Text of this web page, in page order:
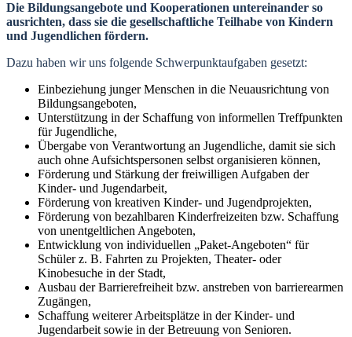
Die Bildungsangebote und Kooperationen untereinander so
ausrichten, dass sie die gesellschaftliche Teilhabe von Kindern
und Jugendlichen fördern.
Dazu haben wir uns folgende Schwerpunktaufgaben gesetzt:
Einbeziehung junger Menschen in die Neuausrichtung von
Bildungsangeboten,
Unterstützung in der Schaffung von informellen Treffpunkten
für Jugendliche,
Übergabe von Verantwortung an Jugendliche, damit sie sich
auch ohne Aufsichtspersonen selbst organisieren können,
Förderung und Stärkung der freiwilligen Aufgaben der
Kinder- und Jugendarbeit,
Förderung von kreativen Kinder- und Jugendprojekten,
Förderung von bezahlbaren Kinderfreizeiten bzw. Schaffung
von unentgeltlichen Angeboten,
Entwicklung von individuellen „Paket-Angeboten“ für
Schüler z. B. Fahrten zu Projekten, Theater- oder
Kinobesuche in der Stadt,
Ausbau der Barrierefreiheit bzw. anstreben von barrierearmen
Zugängen,
Schaffung weiterer Arbeitsplätze in der Kinder- und
Jugendarbeit sowie in der Betreuung von Senioren.